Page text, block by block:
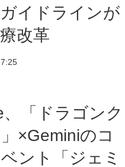
イドラインが
改革
「ドラゴンク
×Geminiのコ
ント「ジェミ